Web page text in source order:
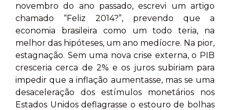
novembro do ano passado, escrevi um artigo
chamado “Feliz 2014?”, prevendo que a
economia brasileira como um todo teria, na
melhor das hipóteses, um ano medíocre. Na pior,
estagnação. Sem uma nova crise externa, o PIB
cresceria cerca de 2% e os juros subiriam para
impedir que a inflação aumentasse, mas se uma
desaceleração dos estímulos monetários nos
Estados Unidos deflagrasse o estouro de bolhas